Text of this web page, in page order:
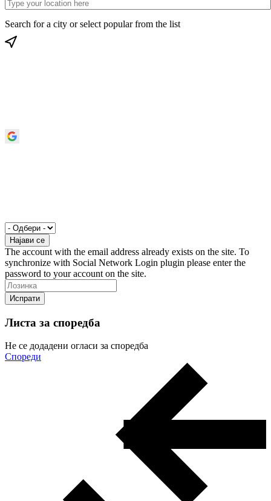
Search for a city or select popular from the list
The account with the email address already exists on the site. To
synchronize with Social Network Login plugin please enter the
password to your account on the site.
Листа за споредба
Не се додадени огласи за споредба
Спореди